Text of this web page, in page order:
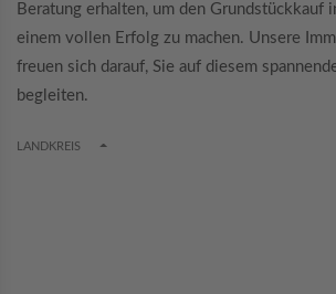
Beratung erhalten, um den Grundstückkauf
einem vollen Erfolg zu machen. Unsere
freuen sich darauf, Sie auf diesem
begleiten.
LANDKREIS TOGGLE DROPDOWN